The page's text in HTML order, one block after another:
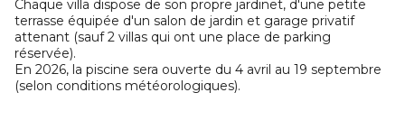
Chaque villa dispose de son propre jardinet, d'une petite
terrasse équipée d'un salon de jardin et garage privatif
attenant (sauf 2 villas qui ont une place de parking
réservée).
En 2026, la piscine sera ouverte du 4 avril au 19 septembre
(selon conditions météorologiques).